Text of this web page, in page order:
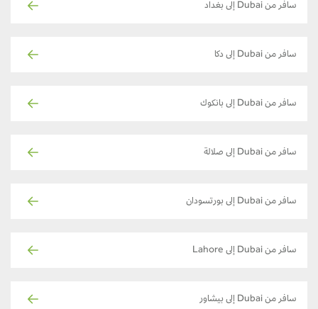
سافر من Dubai إلى بغداد
سافر من Dubai إلى دكا
سافر من Dubai إلى بانكوك
سافر من Dubai إلى صلالة
سافر من Dubai إلى بورتسودان
سافر من Dubai إلى Lahore
سافر من Dubai إلى بيشاور